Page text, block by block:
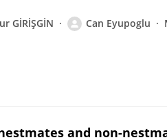
GİRİŞGİN Can Eyupoglu
and non-